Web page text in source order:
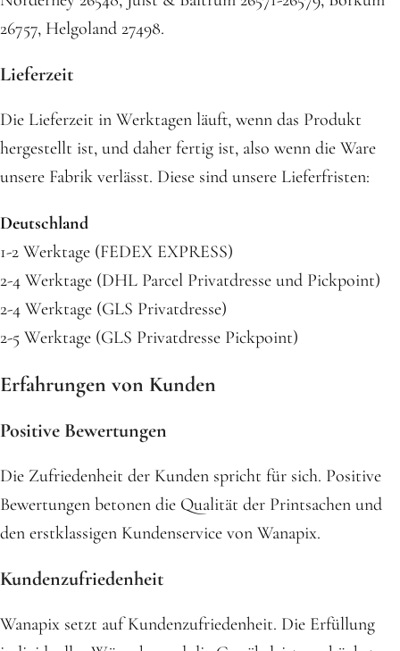
26757, Helgoland 27498.
Lieferzeit
Die Lieferzeit in Werktagen läuft, wenn das Produkt
hergestellt ist, und daher fertig ist, also wenn die Ware
unsere Fabrik verlässt. Diese sind unsere Lieferfristen:
Deutschland
1-2 Werktage (FEDEX EXPRESS)
2-4 Werktage (DHL Parcel Privatdresse und Pickpoint)
2-4 Werktage (GLS Privatdresse)
2-5 Werktage (GLS Privatdresse Pickpoint)
Erfahrungen von Kunden
Positive Bewertungen
Die Zufriedenheit der Kunden spricht für sich. Positive
Bewertungen betonen die Qualität der Printsachen und
den erstklassigen Kundenservice von Wanapix.
Kundenzufriedenheit
Wanapix setzt auf Kundenzufriedenheit. Die Erfüllung